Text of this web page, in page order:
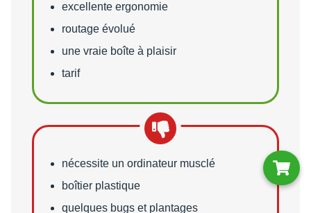
excellente ergonomie
routage évolué
une vraie boîte à plaisir
tarif
Points faibles
nécessite un ordinateur musclé
boîtier plastique
quelques bugs et plantages